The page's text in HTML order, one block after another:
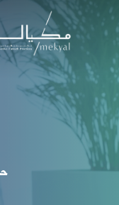
Skip
to
main
content